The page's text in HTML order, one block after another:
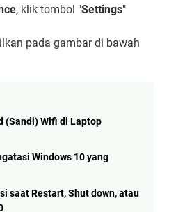
, klik tombol "Settings"
pada gambar di bawah
(Sandi) Wifi di Laptop
Windows 10 yang
saat Restart, Shut down, atau